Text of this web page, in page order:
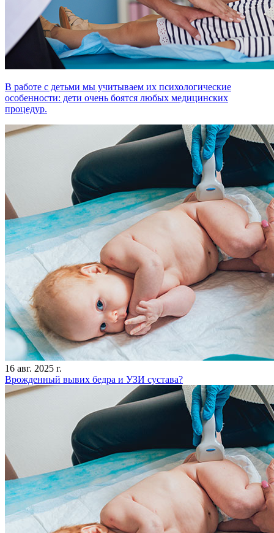
В работе с детьми мы учитываем их психологические
особенности: дети очень боятся любых медицинских
процедур.
16 авг. 2025 г.
Врожденный вывих бедра и УЗИ сустава?